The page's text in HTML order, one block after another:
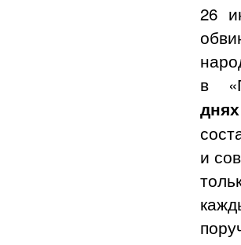
26
в
днях
и